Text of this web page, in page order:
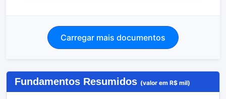
Carregar mais documentos
Fundamentos Resumidos (valor em R$ mil)